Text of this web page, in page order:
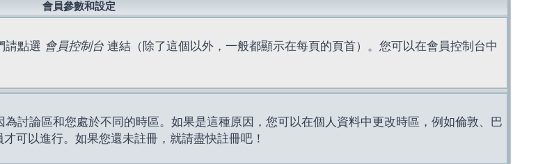
會員參數和設定
請點選 會員控制台 連結（除了這個以外，一般都顯示在每頁的頁首）。您可以在會員控制台中
討論區和您處於不同的時區。如果是這種原因，您可以在個人資料中更改時區，例如倫敦、巴
可以進行。如果您還未註冊，就請盡快註冊吧！